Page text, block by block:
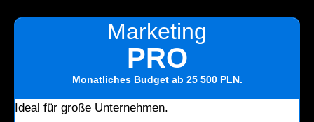
Marketing
PRO
Monatliches Budget ab 25 500 PLN.
Ideal für große Unternehmen.